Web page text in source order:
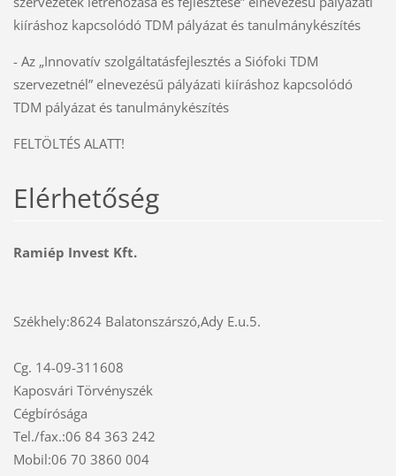
kiíráshoz kapcsolódó TDM pályázat és tanulmánykészítés
- Az „Innovatív szolgáltatásfejlesztés a Siófoki TDM
szervezetnél” elnevezésű pályázati kiíráshoz kapcsolódó
TDM pályázat és tanulmánykészítés
FELTÖLTÉS ALATT!
Elérhetőség
Ramiép Invest Kft.
Székhely:8624 Balatonszárszó,Ady E.u.5.
Cg. 14-09-311608
Kaposvári Törvényszék
Cégbírósága
Tel./fax.:06 84 363 242
Mobil:06 70 3860 004